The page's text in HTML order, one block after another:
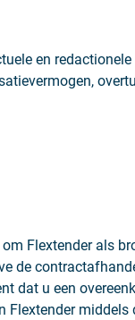
en
Flextender als
de
dat u een
Flextender middels